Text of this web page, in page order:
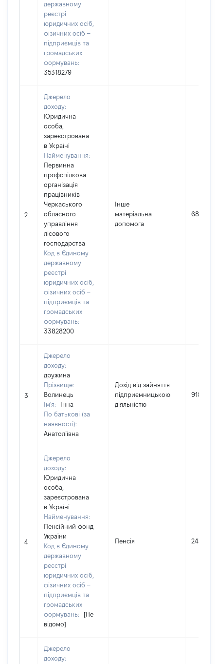
державному
реєстрі
юридичних осіб,
фізичних осіб –
підприємців та
громадських
формувань:
35318279
2
Джерело
доходу:
Юридична
особа,
зареєстрована
в Україні
Найменування:
Первинна
профспілкова
організація
працівників
Черкаського
обласного
управління
лісового
господарства
Код в Єдиному
державному
реєстрі
юридичних осіб,
фізичних осіб –
підприємців та
громадських
формувань:
33828200
Інше
матеріальна
допомога
6812
3
Джерело
доходу:
дружина
Прізвище:
Волинець
Ім'я:
Інна
По батькові (за
наявності):
Анатоліївна
Дохід від зайняття
підприємницькою
діяльністю
918300
4
Джерело
доходу:
Юридична
особа,
зареєстрована
в Україні
Найменування:
Пенсійний фонд
України
Код в Єдиному
державному
реєстрі
юридичних осіб,
фізичних осіб –
підприємців та
громадських
формувань:
[Не
відомо]
Пенсія 24357
Джерело
доходу: